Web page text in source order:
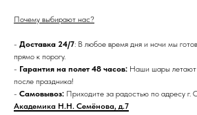
Почему выбирают нас?
- Доставка 24/7: В любое время дня и ночи мы
прямо к порогу.
- Гарантия на полет 48 часов: Наши шары летают
после праздника!
- Самовывоз: Приходите за радостью по адресу г.
Академика Н.Н. Семёнова, д.7